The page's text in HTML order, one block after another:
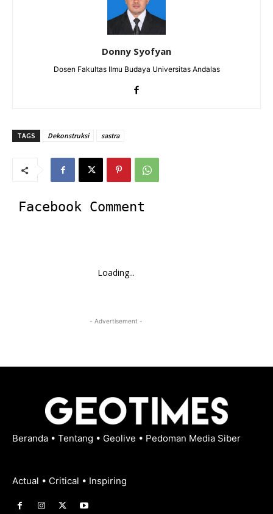
Donny Syofyan
Dosen Fakultas Ilmu Budaya Universitas Andalas
TAGS Dekonstruksi sastra
Facebook Comment
Loading...
- Advertisement -
Beranda • Tentang • Geolive • Pedoman Media Siber
Actual • Critical • Inspiring